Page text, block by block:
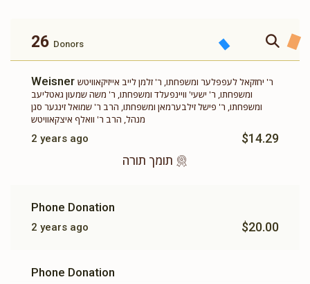
$500.00
תומך תורה
26 Donors
Weisner ר' יחזקאל לעפפלער ומשפחתו, ר' זלמן לייב אייזיקאוויטש
ומשפחתו, ר' ישעי' וויינפעלד ומשפחתו, ר' משה שמעון גאטליעב
ומשפחתו, ר' פישל זילבערמאן ומשפחתו, הרב ר' שמואל זינגער סגן
מנהל, הרב ר' וואלף איצקאוויטש
2 years ago
$14.29
תומך תורה
Phone Donation
2 years ago $20.00
Phone Donation